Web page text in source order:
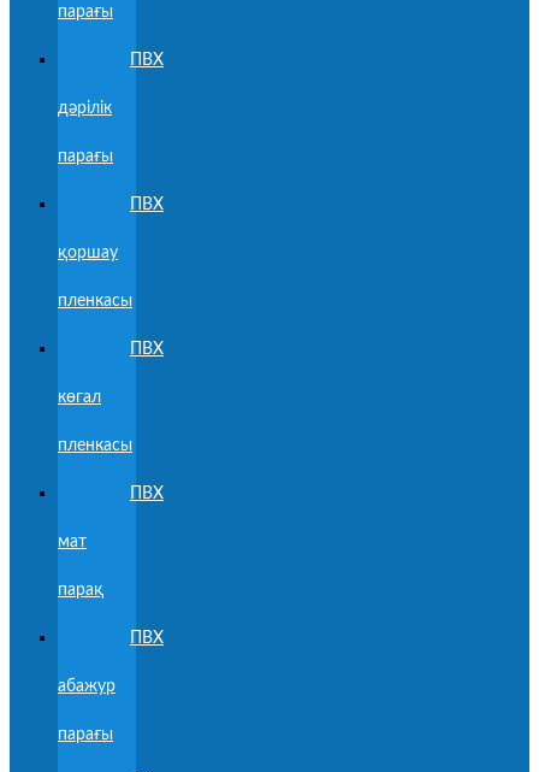
парағы
ПВХ
дәрілік
парағы
ПВХ
қоршау
пленкасы
ПВХ
көгал
пленкасы
ПВХ
мат
парақ
ПВХ
абажур
парағы